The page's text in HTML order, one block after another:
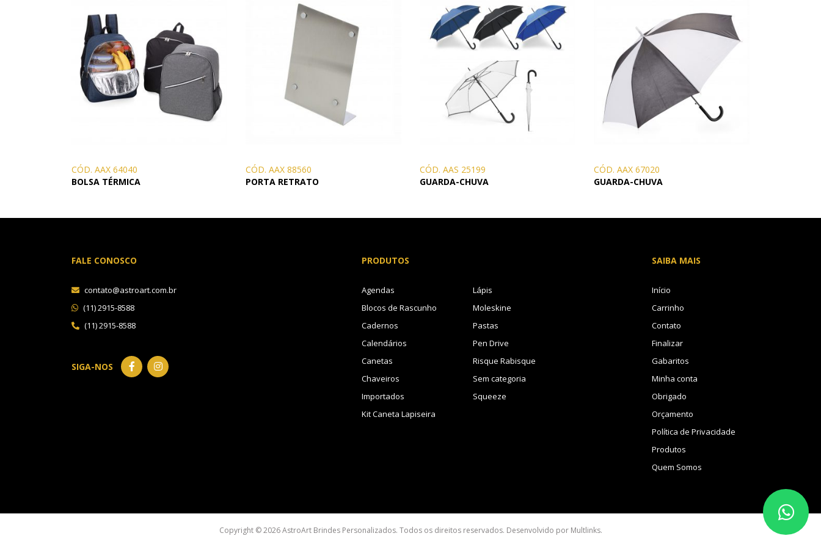
CÓD. AAX 64040
BOLSA TÉRMICA
CÓD. AAX 88560
PORTA RETRATO
CÓD. AAS 25199
GUARDA-CHUVA
CÓD. AAX 67020
GUARDA-CHUVA
FALE CONOSCO
contato@astroart.com.br
(11) 2915-8588
(11) 2915-8588
SIGA-NOS
PRODUTOS
Agendas
Blocos de Rascunho
Cadernos
Calendários
Canetas
Chaveiros
Importados
Kit Caneta Lapiseira
Lápis
Moleskine
Pastas
Pen Drive
Risque Rabisque
Sem categoria
Squeeze
SAIBA MAIS
Início
Carrinho
Contato
Finalizar
Gabaritos
Minha conta
Obrigado
Orçamento
Política de Privacidade
Produtos
Quem Somos
Copyright © 2026 AstroArt Brindes Personalizados. Todos os direitos reservados. Desenvolvido por Multlinks.